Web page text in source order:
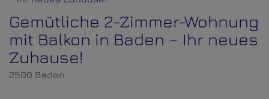
Gemütliche 2-Zimmer-Wohnung
mit Balkon in Baden – Ihr neues
Zuhause!
2500 Baden